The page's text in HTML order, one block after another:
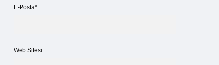
E-Posta*
Web Sitesi